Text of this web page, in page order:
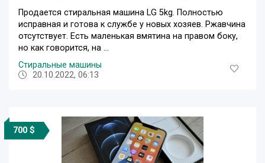
Продается стиральная машина LG 5kg. Полностью
исправная и готова к службе у новых хозяев. Ржавчина
отсутствует. Есть маленькая вмятина на правом боку,
но как говорится, на ...
Стиральные машины
20.10.2022, 06:13
700 $